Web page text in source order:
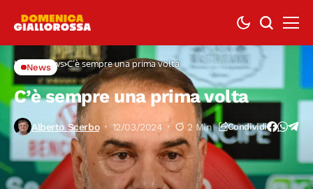
Home News C’è sempre una prima volta
News
C’è sempre una prima volta
Alberto Scerbo 12/03/2024 2 Min Condividi